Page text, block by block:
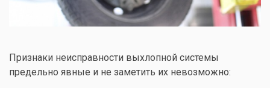
Признаки неисправности выхлопной системы
предельно явные и не заметить их невозможно: